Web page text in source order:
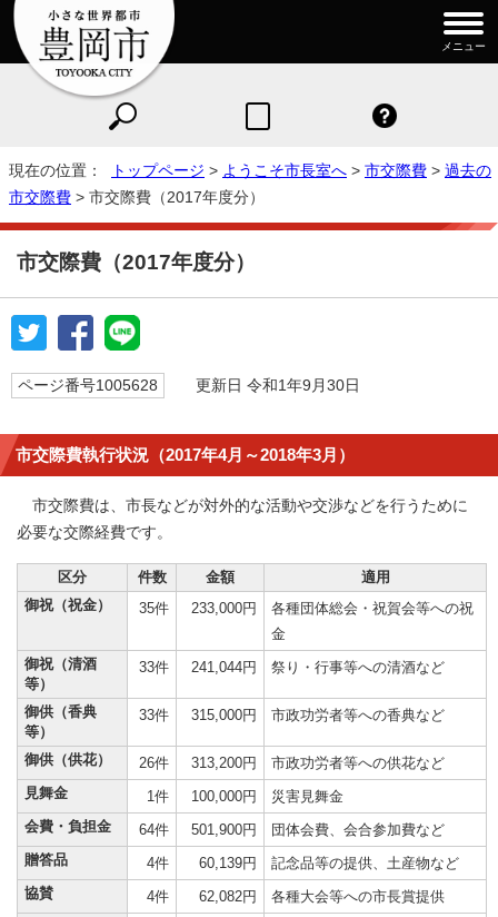
メニュー
現在の位置： トップページ > ようこそ市長室へ > 市交際費 > 過去の
市交際費 > 市交際費（2017年度分）
市交際費（2017年度分）
ページ番号1005628 更新日 令和1年9月30日
市交際費執行状況（2017年4月～2018年3月）
市交際費は、市長などが対外的な活動や交渉などを行うために
必要な交際経費です。
区分 件数 金額
適用
御祝（祝金）
35件 233,000円
各種団体総会・祝賀会等への祝
金
御祝（清酒
等）
33件 241,044円 祭り・行事等への清酒など
御供（香典
等）
33件 315,000円 市政功労者等への香典など
御供（供花） 26件 313,200円
市政功労者等への供花など
見舞金
1件 100,000円
災害見舞金
会費・負担金
64件 501,900円
団体会費、会合参加費など
贈答品
4件 60,139円
記念品等の提供、土産物など
協賛
4件 62,082円
各種大会等への市長賞提供